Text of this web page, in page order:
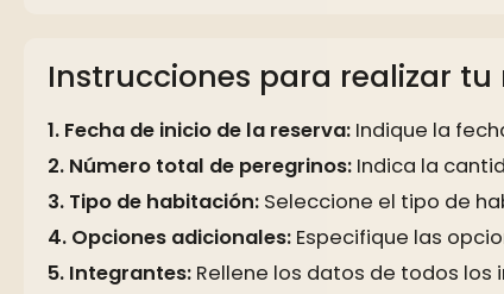
Instrucciones para realizar tu
Fecha de inicio de la reserva: Indique la
Número total de peregrinos: Indica la
Tipo de habitación: Seleccione el tipo de
Opciones adicionales: Especifique las
Integrantes: Rellene los datos de todos los